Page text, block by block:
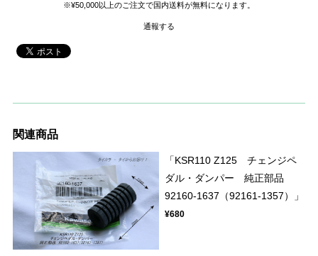
※¥50,000以上のご注文で国内送料が無料になります。
通報する
関連商品
「KSR110 Z125 チェンジペ
ダル・ダンパー 純正部品
92160-1637（92161-1357）」
¥680